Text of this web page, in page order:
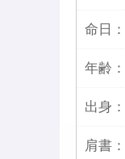
命日：
年齢：
出身：
肩書：